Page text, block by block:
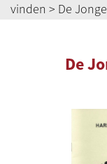
vinden > De
De